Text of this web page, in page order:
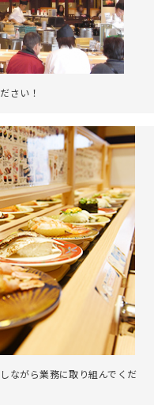
さい！
ながら業務に取り組んでくだ